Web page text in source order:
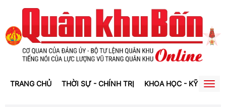
TRANG CHỦ THỜI SỰ - CHÍNH TRỊ KHOA HỌC - KỸ THUẬT